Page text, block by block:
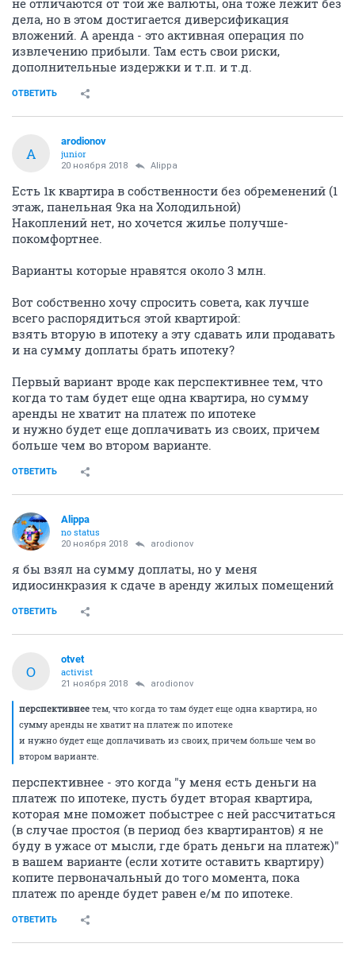
не отличаются от той же валюты, она тоже лежит без
дела, но в этом достигается диверсификация
вложений. А аренда - это активная операция по
извлечению прибыли. Там есть свои риски,
дополнительные издержки и т.п. и т.д.
ОТВЕТИТЬ
A
arodionov
junior
20 ноября 2018 Alippa
Есть 1к квартира в собственности без обременений (1
этаж, панельная 9ка на Холодильной)
Накоплений нет, но хочется жилье получше-
покомфортнее.
Варианты которые нравятся около 3 млн.
Вот собственно хочу спросить совета, как лучше
всего распорядиться этой квартирой:
взять вторую в ипотеку а эту сдавать или продавать
и на сумму доплаты брать ипотеку?
Первый вариант вроде как перспективнее тем, что
когда то там будет еще одна квартира, но сумму
аренды не хватит на платеж по ипотеке
и нужно будет еще доплачивать из своих, причем
больше чем во втором варианте.
ОТВЕТИТЬ
Alippa
no status
20 ноября 2018 arodionov
я бы взял на сумму доплаты, но у меня
идиосинкразия к сдаче в аренду жилых помещений
ОТВЕТИТЬ
O
otvet
activist
21 ноября 2018 arodionov
перспективнее тем, что когда то там будет еще одна квартира, но
сумму аренды не хватит на платеж по ипотеке
и нужно будет еще доплачивать из своих, причем больше чем во
втором варианте.
перспективнее - это когда "у меня есть деньги на
платеж по ипотеке, пусть будет вторая квартира,
которая мне поможет побыстрее с ней рассчитаться
(в случае простоя (в период без квартирантов) я не
буду в ужасе от мысли, где брать деньги на платеж)"
в вашем варианте (если хотите оставить квартиру)
копите первоначальный до того момента, пока
платеж по аренде будет равен е/м по ипотеке.
ОТВЕТИТЬ